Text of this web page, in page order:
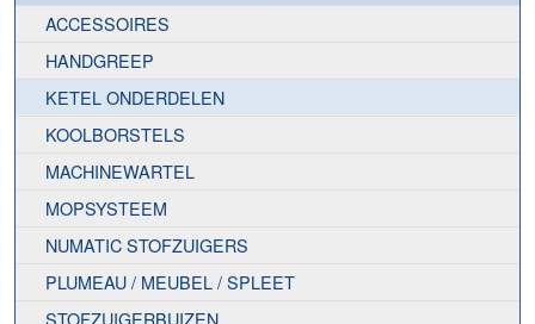
ACCESSOIRES
HANDGREEP
KETEL ONDERDELEN
KOOLBORSTELS
MACHINEWARTEL
MOPSYSTEEM
NUMATIC STOFZUIGERS
PLUMEAU / MEUBEL / SPLEET
STOFZUIGERBUIZEN